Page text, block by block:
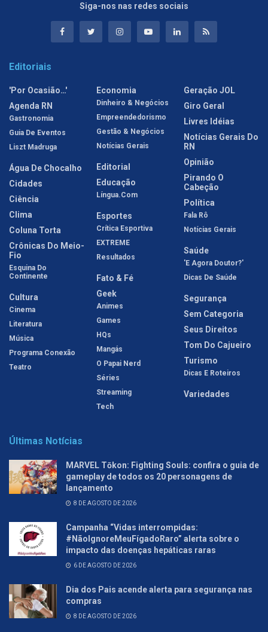
Siga-nos nas redes sociais
Editoriais
'Por Ocasião…'
Agenda RN
Gastronomia
Guia De Eventos
Liszt Madruga
Água De Chocalho
Cidades
Ciência
Clima
Coluna Torta
Crônicas Do Meio-
Fio
Esquina Do
Continente
Cultura
Cinema
Literatura
Música
Programa Conexão
Teatro
Economia
Dinheiro & Negócios
Empreendedorismo
Gestão & Negócios
Notícias Gerais
Editorial
Educação
Língua.com
Esportes
Crítica Esportiva
EXTREME
Resultados
Fato & Fé
Geek
Animes
Games
HQs
Mangás
O Papai Nerd
Séries
Streaming
Tech
Geração JOL
Giro Geral
Livres Idéias
Notícias Gerais Do
RN
Opinião
Pirando O
Cabeção
Política
Fala Rô
Notícias Gerais
Saúde
'E Agora Doutor?'
Dicas De Saúde
Segurança
Sem Categoria
Seus Direitos
Tom Do Cajueiro
Turismo
Dicas E Roteiros
Variedades
Últimas Notícias
MARVEL Tōkon: Fighting Souls: confira o guia de
gameplay de todos os 20 personagens de
lançamento
8 DE AGOSTO DE 2026
Campanha “Vidas interrompidas:
#NãoIgnoreMeuFígadoRaro” alerta sobre o
impacto das doenças hepáticas raras
6 DE AGOSTO DE 2026
Dia dos Pais acende alerta para segurança nas
compras
8 DE AGOSTO DE 2026